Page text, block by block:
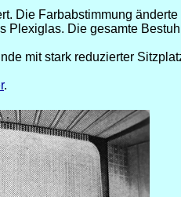
Die Farbabstimmung
Plexiglas. Die gesamte
mit stark reduzierter
.